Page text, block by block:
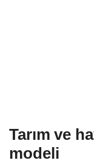
Tarım ve
modeli